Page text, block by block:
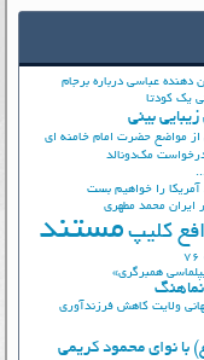
دهنده عباسی درباره برجام
یک کودتا
بینی
از مواضع حضرت امام خامنه ای
مک‌دونالد
آمریکا را خواهیم بست
ایران محمد مطهری
کلیپ مستند
همبرگری»
نماهنگ
ولایت کاهش فرزندآوری
نوای محمود کریمی